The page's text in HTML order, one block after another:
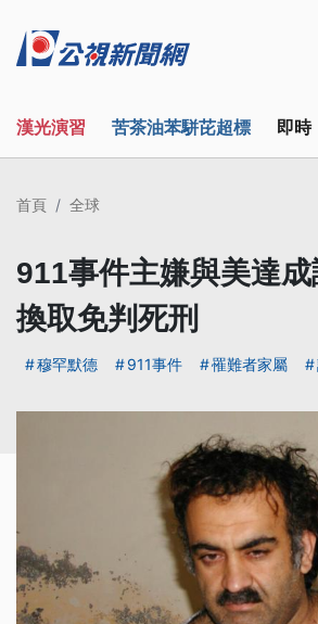
漢光演習 苦茶油苯駢芘超標 即時
首頁 全球
911事件主嫌與美達
換取免判死刑
穆罕默德 911事件 罹難者家屬